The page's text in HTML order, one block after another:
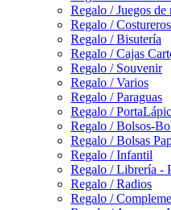
Regalo / Juegos de
Regalo / Costureros
Regalo / Bisutería
Regalo / Cajas
Regalo / Souvenir
Regalo / Varios
Regalo / Paraguas
Regalo /
Regalo / Bolsos-
Regalo / Bolsas
Regalo / Infantil
Regalo / Librería -
Regalo / Radios
Regalo /